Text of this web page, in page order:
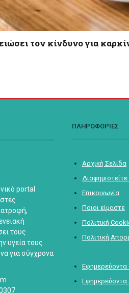
τον κίνδυνο για
portal
τους
υγεία τους
για σύγχρονα
ΠΛΗΡΟΦΟΡΙΕΣ
Αρχική Σελίδα
Επικοινωνία
Ποιοι είμαστε
Πολιτική
Πολιτική
Εφημερεύοντα
Εφημερεύοντα